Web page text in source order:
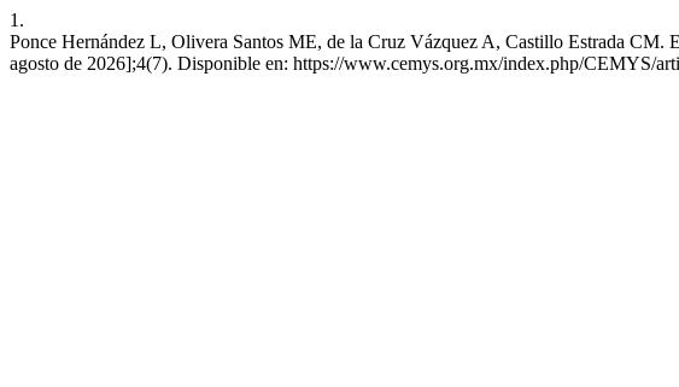
1.
Ponce Hernández L, Olivera Santos ME, de la Cruz Vázquez A, Castillo Estrada
agosto de 2026];4(7). Disponible en: https://www.cemys.org.mx/index.php/CEMYS/